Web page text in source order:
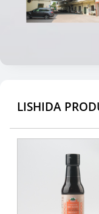
LISHIDA